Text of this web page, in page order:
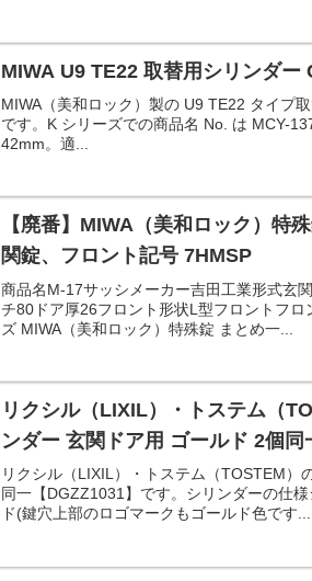
MIWA U9 TE22 取替用シリンダー
MIWA（美和ロック）製の U9 TE22 タイプ
です。K シリーズでの商品名 No. は MCY-
42mm。適...
【廃番】MIWA（美和ロック）特
関錠、フロント記号 7HMSP
商品名M-17サッシメーカー吉田工業形式玄
チ80ドア厚26フロント形状L型フロントフ
ズ MIWA（美和ロック）特殊錠 まとめ一...
リクシル（LIXIL）・トステム（
ンダー 玄関ドア用 ゴールド 2個同
リクシル（LIXIL）・トステム（TOSTEM）
同一【DGZZ1031】です。シリンダーの仕
ド(鍵穴上部のロゴマークもゴールド色です...